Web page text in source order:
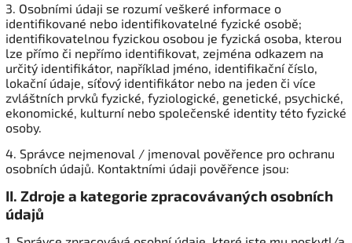
3. Osobními údaji se rozumí veškeré informace o
identifikované nebo identifikovatelné fyzické osobě;
identifikovatelnou fyzickou osobou je fyzická osoba, kterou
lze přímo či nepřímo identifikovat, zejména odkazem na
určitý identifikátor, například jméno, identifikační číslo,
lokační údaje, síťový identifikátor nebo na jeden či více
zvláštních prvků fyzické, fyziologické, genetické, psychické,
ekonomické, kulturní nebo společenské identity této fyzické
osoby.
4. Správce nejmenoval / jmenoval pověřence pro ochranu
osobních údajů. Kontaktními údaji pověřence jsou:
II. Zdroje a kategorie zpracovávaných osobních
údajů